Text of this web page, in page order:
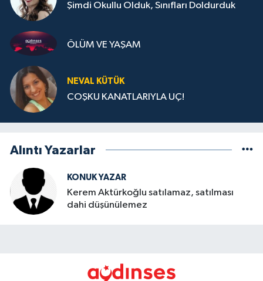
Şimdi Okullu Olduk, Sınıfları Doldurduk
ÖLÜM VE YAŞAM
NEVAL KÜTÜK
COŞKU KANATLARIYLA UÇ!
Alıntı Yazarlar
KONUK YAZAR
Kerem Aktürkoğlu satılamaz, satılması
dahi düşünülemez